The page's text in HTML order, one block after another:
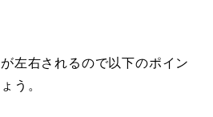
左右されるので以下のポイン
う。